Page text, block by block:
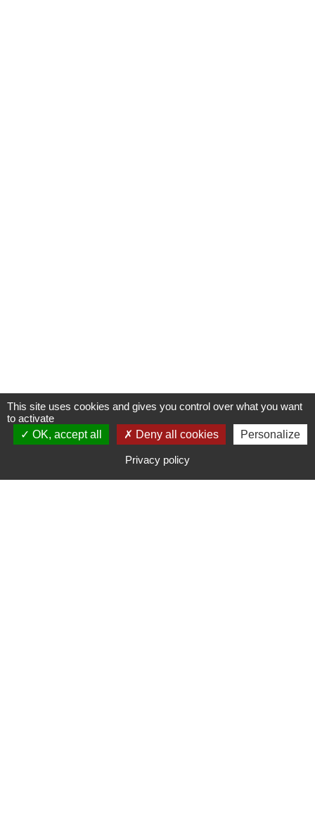
S'INSCRIRE À UNE FORMATION
This site uses cookies and gives you control over what you want
to activate
OK, accept all
Deny all cookies Personalize
Privacy policy